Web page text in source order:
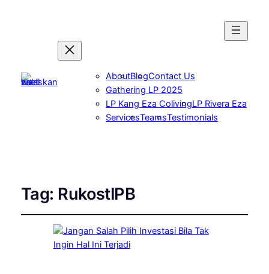
AboutBlogContact Us
Gathering LP 2025
LP Kang Eza ColivingLP Rivera Eza
ServicesTeamsTestimonials
Tag: RukostIPB